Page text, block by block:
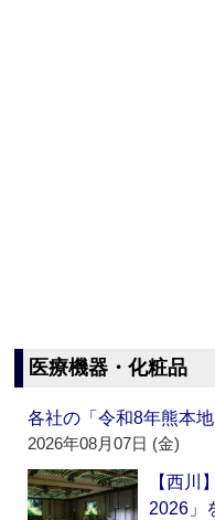
医療機器・化粧品
各社の「令和8年熊本
2026年08月07日 (金)
【西川
2026」